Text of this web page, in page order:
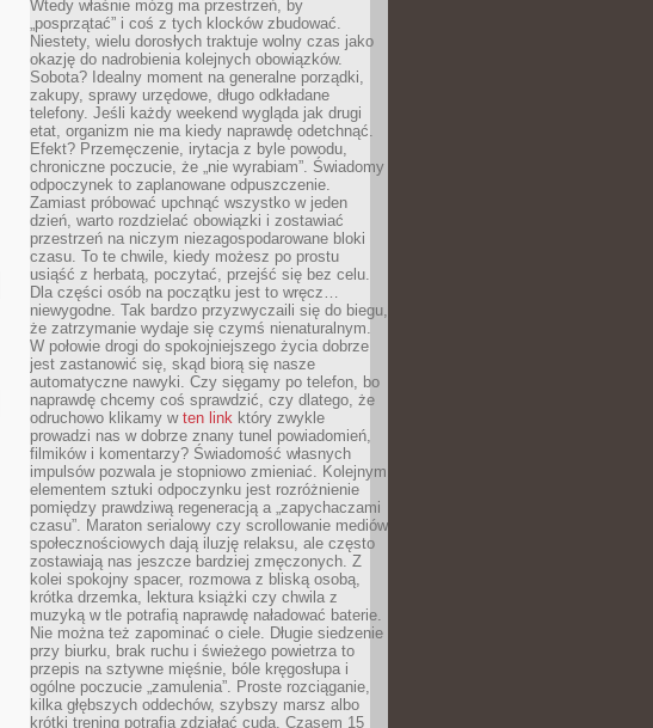
Wtedy właśnie mózg ma przestrzeń, by
„posprzątać” i coś z tych klocków zbudować.
Niestety, wielu dorosłych traktuje wolny czas jako
okazję do nadrobienia kolejnych obowiązków.
Sobota? Idealny moment na generalne porządki,
zakupy, sprawy urzędowe, długo odkładane
telefony. Jeśli każdy weekend wygląda jak drugi
etat, organizm nie ma kiedy naprawdę odetchnąć.
Efekt? Przemęczenie, irytacja z byle powodu,
chroniczne poczucie, że „nie wyrabiam”. Świadomy
odpoczynek to zaplanowane odpuszczenie.
Zamiast próbować upchnąć wszystko w jeden
dzień, warto rozdzielać obowiązki i zostawiać
przestrzeń na niczym niezagospodarowane bloki
czasu. To te chwile, kiedy możesz po prostu
usiąść z herbatą, poczytać, przejść się bez celu.
Dla części osób na początku jest to wręcz…
niewygodne. Tak bardzo przyzwyczaili się do biegu,
że zatrzymanie wydaje się czymś nienaturalnym.
W połowie drogi do spokojniejszego życia dobrze
jest zastanowić się, skąd biorą się nasze
automatyczne nawyki. Czy sięgamy po telefon, bo
naprawdę chcemy coś sprawdzić, czy dlatego, że
odruchowo klikamy w ten link który zwykle
prowadzi nas w dobrze znany tunel powiadomień,
filmików i komentarzy? Świadomość własnych
impulsów pozwala je stopniowo zmieniać. Kolejnym
elementem sztuki odpoczynku jest rozróżnienie
pomiędzy prawdziwą regeneracją a „zapychaczami
czasu”. Maraton serialowy czy scrollowanie mediów
społecznościowych dają iluzję relaksu, ale często
zostawiają nas jeszcze bardziej zmęczonych. Z
kolei spokojny spacer, rozmowa z bliską osobą,
krótka drzemka, lektura książki czy chwila z
muzyką w tle potrafią naprawdę naładować baterie.
Nie można też zapominać o ciele. Długie siedzenie
przy biurku, brak ruchu i świeżego powietrza to
przepis na sztywne mięśnie, bóle kręgosłupa i
ogólne poczucie „zamulenia”. Proste rozciąganie,
kilka głębszych oddechów, szybszy marsz albo
krótki trening potrafią zdziałać cuda. Czasem 15